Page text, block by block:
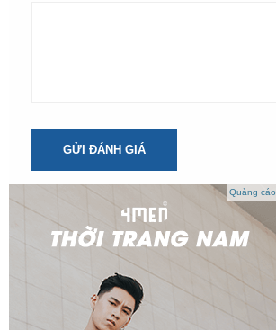
GỬI ĐÁNH GIÁ
Quảng cáo